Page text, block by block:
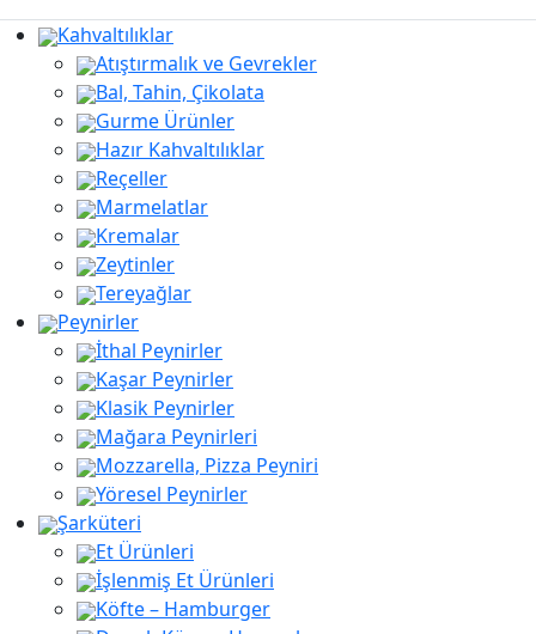
Kahvaltılıklar
Atıştırmalık ve Gevrekler
Bal, Tahin, Çikolata
Gurme Ürünler
Hazır Kahvaltılıklar
Reçeller
Marmelatlar
Kremalar
Zeytinler
Tereyağlar
Peynirler
İthal Peynirler
Kaşar Peynirler
Klasik Peynirler
Mağara Peynirleri
Mozzarella, Pizza Peyniri
Yöresel Peynirler
Şarküteri
Et Ürünleri
İşlenmiş Et Ürünleri
Köfte – Hamburger